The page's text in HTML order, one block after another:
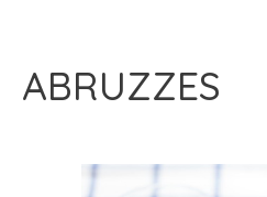
ABRUZZES